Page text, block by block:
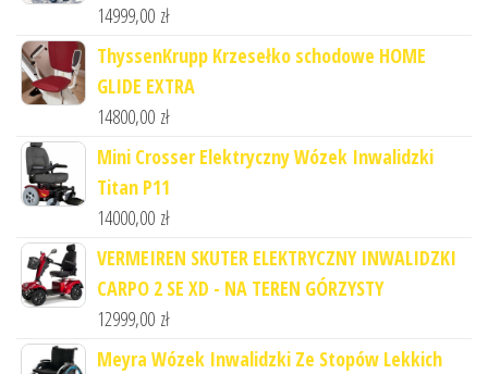
14999,00 zł
ThyssenKrupp Krzesełko schodowe HOME
GLIDE EXTRA
14800,00 zł
Mini Crosser Elektryczny Wózek Inwalidzki
Titan P11
14000,00 zł
VERMEIREN SKUTER ELEKTRYCZNY INWALIDZKI
CARPO 2 SE XD - NA TEREN GÓRZYSTY
12999,00 zł
Meyra Wózek Inwalidzki Ze Stopów Lekkich